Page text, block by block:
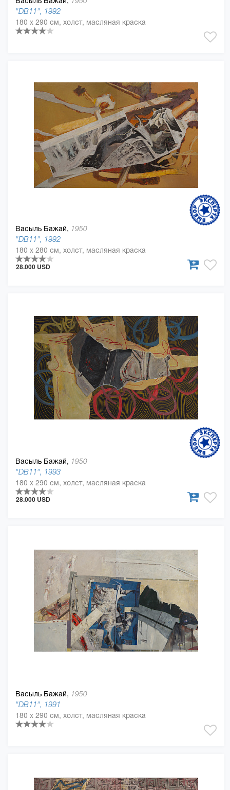
"DB11", 1992
180 x 290 см, холст, масляная краска
Васыль Бажай, 1950
"DB11", 1992
180 x 280 см, холст, масляная краска
28.000 USD
Васыль Бажай, 1950
"DB11", 1993
180 x 290 см, холст, масляная краска
28.000 USD
Васыль Бажай, 1950
"​DB11", 1991
180 x 290 см, холст, масляная краска